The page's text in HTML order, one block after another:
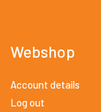
Webshop
Account details
Log out